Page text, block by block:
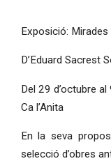
Exposició: Mirades
D’Eduard Sacrest
Del 29 d’octubre
Ca l’Anita
En la seva
selecció d’obres